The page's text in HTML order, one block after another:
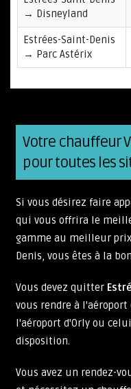
→ Disneyland
Estrées-Saint-Denis
→ Parc Astérix
Votre chauffeur
pour toutes les
Si vous désirez faire
qui vous offrira le
gamme au meilleur
Denis, vous êtes à la
Vous devez quitter
vous rendre à l'aéroport
l'aéroport d'Orly ou
disposition.
Vous avez un rendez-